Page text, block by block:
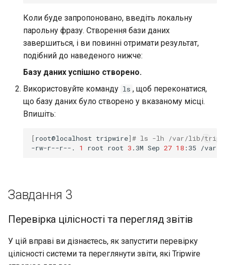
Коли буде запропоновано, введіть локальну
парольну фразу. Створення бази даних
завершиться, і ви повинні отримати результат,
подібний до наведеного нижче:
Базу даних успішно створено.
Використовуйте команду ls , щоб переконатися,
що базу даних було створено у вказаному місці.
Впишіть:
[root@localhost tripwire]# ls -lh /var/lib/
-rw-r--r--.
1 root root 3 .3M Sep 27 18 :35
Завдання 3
Перевірка цілісності та перегляд звітів
У цій вправі ви дізнаєтесь, як запустити перевірку
цілісності системи та переглянути звіти, які Tripwire